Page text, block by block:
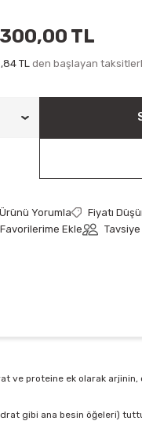
TL
TL den başlayan
Ürünü Yorumla
Fiyatı
ve proteine ek olarak
gibi ana besin öğeleri)